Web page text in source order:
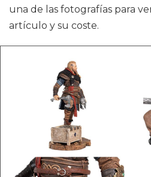
una de las fotografías para
artículo y su coste.